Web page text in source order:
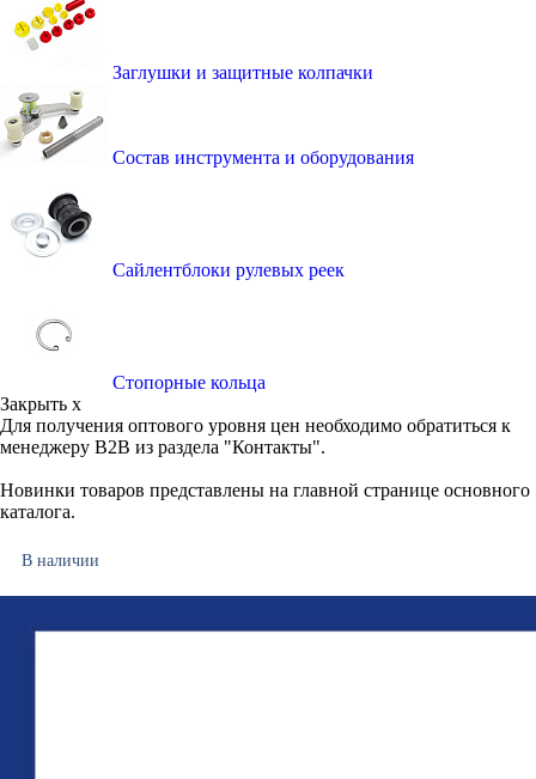
Заглушки и защитные колпачки
Состав инструмента и оборудования
Сайлентблоки рулевых реек
Стопорные кольца
Закрыть x
Для получения оптового уровня цен необходимо обратиться к
менеджеру B2B из раздела "Контакты".
Новинки товаров представлены на главной странице основного
каталога.
В наличии